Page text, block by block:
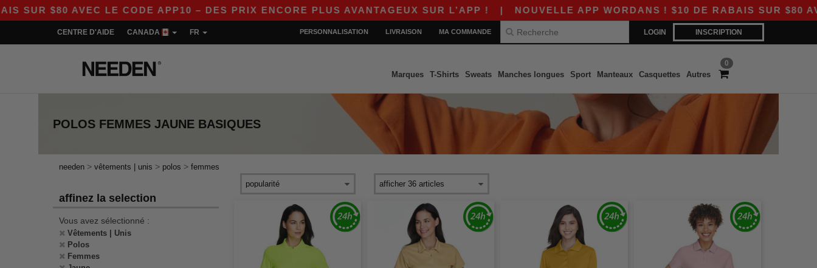
$80 AVEC LE CODE APP10 – DES PRIX ENCORE PLUS AVANTAGEUX SUR L’APP !| NOUVELLE APP WORDANS ! $10 DE RABAIS SUR $80 AVEC
LOGIN INSCRIPTION
CENTRE D'AIDE CANADA FR PERSONNALISATION LIVRAISON MA COMMANDE
0
Marques T-Shirts Sweats Manches longues Sport Manteaux Casquettes Autres
POLOS FEMMES JAUNE BASIQUES
needen > vêtements | unis > polos > femmes
affinez la selection
Vous avez sélectionné :
Vêtements | Unis
Polos
Femmes